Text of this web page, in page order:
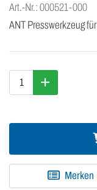
Art.-Nr.: 000521-000
ANT Presswerkzeug
Merken